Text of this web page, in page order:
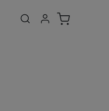
Uživatelská
Přihlásit se
Košík